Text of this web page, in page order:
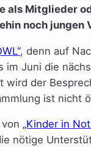
als Mitglieder
noch jungen
, denn auf
Juni die
wird der
ist nicht
„Kinder in Not
nötige